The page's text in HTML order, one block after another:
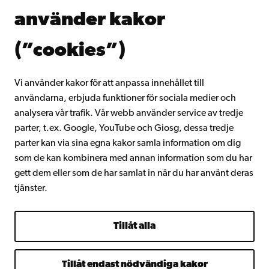
använder kakor
(”cookies”)
Vi använder kakor för att anpassa innehållet till
användarna, erbjuda funktioner för sociala medier och
analysera vår trafik. Vår webb använder service av tredje
parter, t.ex. Google, YouTube och Giosg, dessa tredje
parter kan via sina egna kakor samla information om dig
som de kan kombinera med annan information som du har
gett dem eller som de har samlat in när du har använt deras
tjänster.
Tillåt alla
Tillåt endast nödvändiga kakor
Gå med i Åbo Akademis alumnnätverk
Intranätet
Facebook InstagramYouTube LinkedIn Blog Snapchat